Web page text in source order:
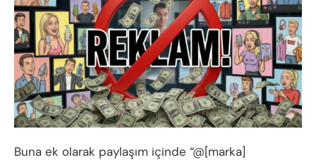
Buna ek olarak paylaşım içinde “@[marka]